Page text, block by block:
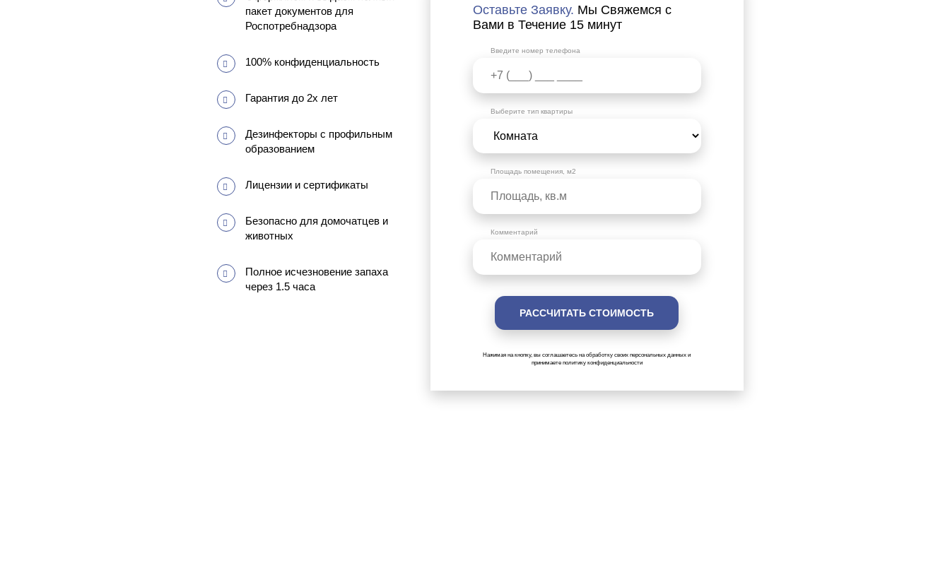
Оставьте Заявку. Мы Свяжемся с
Вами в Течение 15 минут
Введите номер телефона
Выберите тип квартиры
Площадь помещения, м2
Комментарий
Нажимая на кнопку, вы соглашаетесь на обработку своих персональных данных и
принимаете политику конфиденциальности
пакет документов для
Роспотребнадзора
100% конфиденциальность
Гарантия до 2х лет
Дезинфекторы с профильным
образованием
Лицензии и сертификаты
Безопасно для домочатцев и
животных
Полное исчезновение запаха
через 1.5 часа